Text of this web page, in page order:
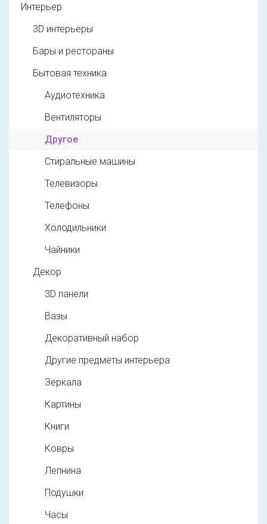
Интерьер
3D интерьеры
Бары и рестораны
Бытовая техника
Аудиотехника
Вентиляторы
Другое
Стиральные машины
Телевизоры
Телефоны
Холодильники
Чайники
Декор
3D панели
Вазы
Декоративный набор
Другие предметы интерьера
Зеркала
Картины
Книги
Ковры
Лепнина
Подушки
Часы